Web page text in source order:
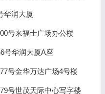
华润大厦
号来福士广场办公楼
号华润大厦A座
号金华万达广场4号楼
号世茂天际中心写字楼